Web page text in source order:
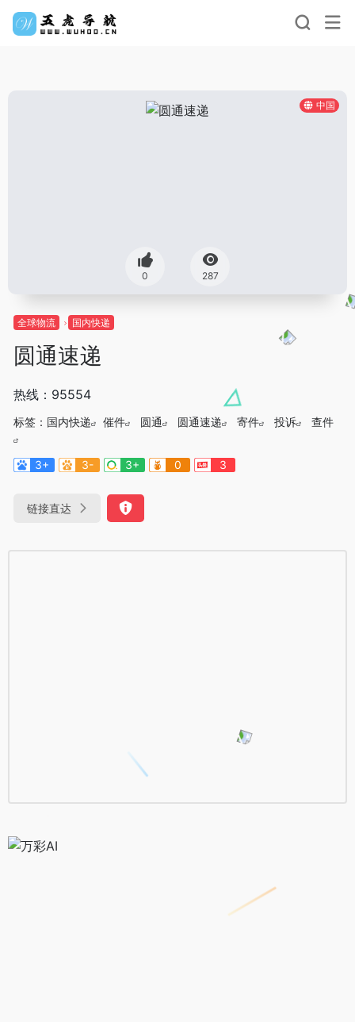
中国
0 287
全球物流 国内快递
圆通速递
热线：95554
标签： 国内快递 催件 圆通 圆通速递 寄件 投诉 查件
3+ 3- 3+ 0 3
链接直达